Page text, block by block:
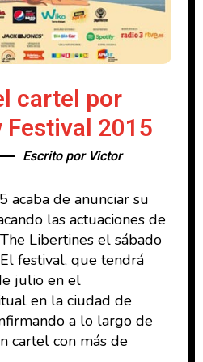
cartel por
2015
Escrito por Victor
acaba de anunciar su
las actuaciones de
Libertines el sábado
festival, que tendrá
julio en el
en la ciudad de
a lo largo de
cartel con más de